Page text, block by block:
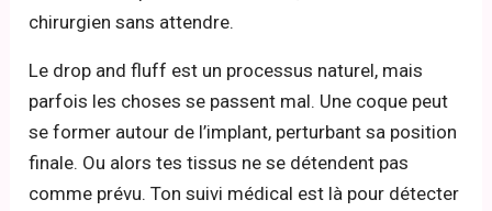
chirurgien sans attendre.
Le drop and fluff est un processus naturel, mais
parfois les choses se passent mal. Une coque peut
se former autour de l’implant, perturbant sa position
finale. Ou alors tes tissus ne se détendent pas
comme prévu. Ton suivi médical est là pour détecter